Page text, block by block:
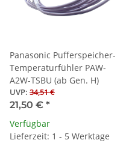
Panasonic Pufferspeicher-
Temperaturfühler PAW-
A2W-TSBU (ab Gen. H)
UVP: 34,51 €
21,50 € *
Verfügbar
Lieferzeit: 1 - 5 Werktage